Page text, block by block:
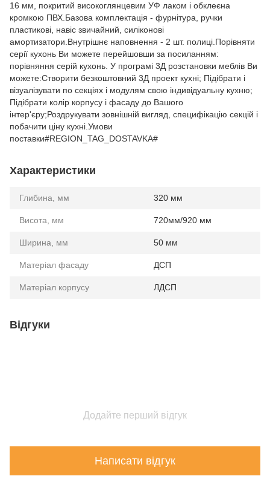
16 мм, покритий високоглянцевим УФ лаком і обклеєна
кромкою ПВХ.Базова комплектація - фурнітура, ручки
пластикові, навіс звичайний, силіконові
амортизатори.Внутрішнє наповнення - 2 шт. полиці.Порівняти
серії кухонь Ви можете перейшовши за посиланням:
порівняння серій кухонь. У програмі 3Д розстановки меблів Ви
можете:Створити безкоштовний 3Д проект кухні; Підібрати і
візуалізувати по секціях і модулям свою індивідуальну кухню;
Підібрати колір корпусу і фасаду до Вашого
інтер'єру;Роздрукувати зовнішній вигляд, специфікацію секцій і
побачити ціну кухні.Умови
поставки#REGION_TAG_DOSTAVKA#
Характеристики
Глибина, мм 320 мм
Висота, мм 720мм/920 мм
Ширина, мм 50 мм
Матеріал фасаду ДСП
Матеріал корпусу ЛДСП
Відгуки
Додайте перший відгук
Написати відгук